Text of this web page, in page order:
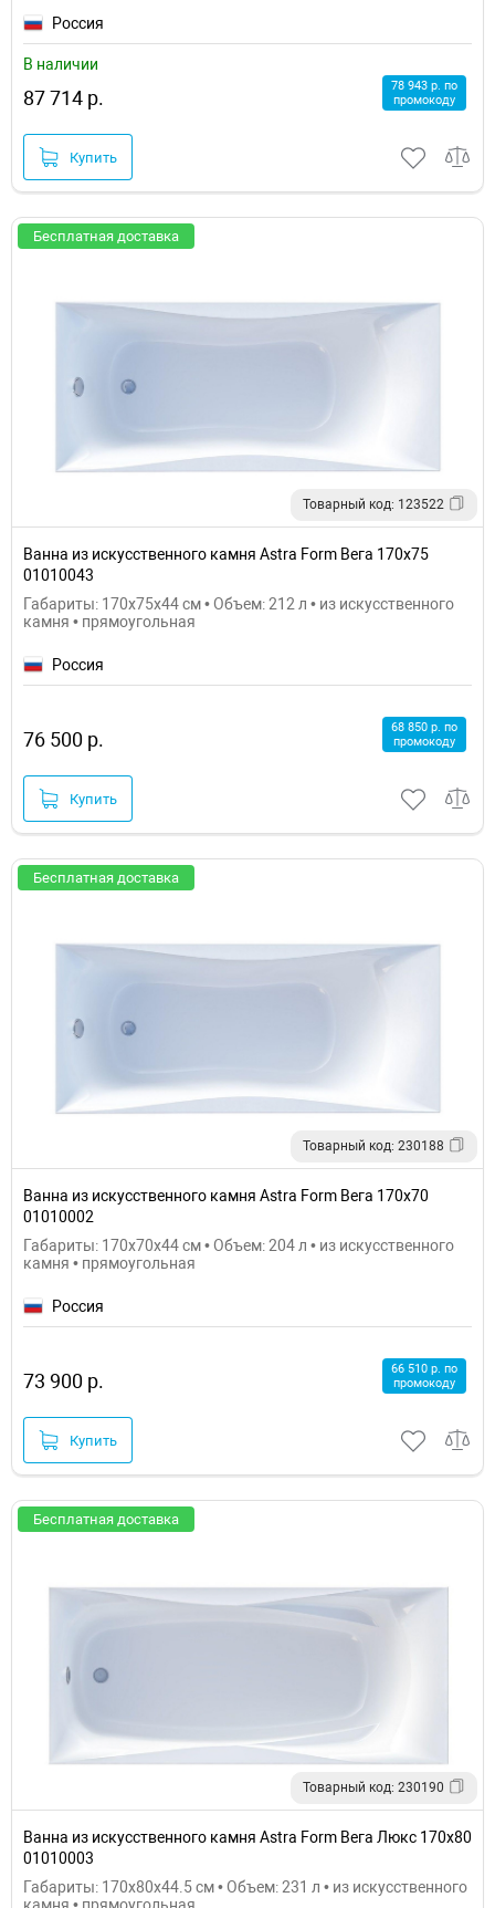
Россия
В наличии
87 714 р.
78 943 р. по
промокоду
Купить
Бесплатная доставка
Товарный код: 123522
Ванна из искусственного камня Astra Form Вега 170х75
01010043
Габариты: 170x75x44 см • Объем: 212 л • из искусственного
камня • прямоугольная
Россия
76 500 р.
68 850 р. по
промокоду
Купить
Бесплатная доставка
Товарный код: 230188
Ванна из искусственного камня Astra Form Вега 170х70
01010002
Габариты: 170x70x44 см • Объем: 204 л • из искусственного
камня • прямоугольная
Россия
73 900 р.
66 510 р. по
промокоду
Купить
Бесплатная доставка
Товарный код: 230190
Ванна из искусственного камня Astra Form Вега Люкс 170х80
01010003
Габариты: 170x80x44.5 см • Объем: 231 л • из искусственного